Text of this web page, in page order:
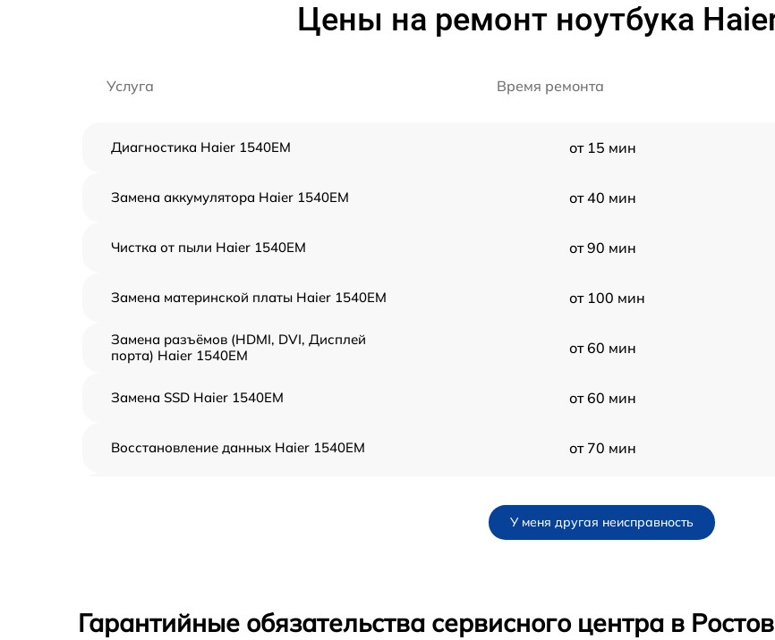
Цены на ремонт ноутбука
Услуга Время ремонта
Диагностика Haier 1540EM от 15 мин
Замена аккумулятора Haier 1540EM от 40 мин
Чистка от пыли Haier 1540EM от 90 мин
Замена материнской платы Haier 1540EM от 100 мин
Замена разъёмов (HDMI, DVI, Дисплей
порта) Haier 1540EM
от 60 мин
Замена SSD Haier 1540EM от 60 мин
Восстановление данных Haier 1540EM от 70 мин
У меня другая неисправность
Гарантийные обязательства сервисного центра в